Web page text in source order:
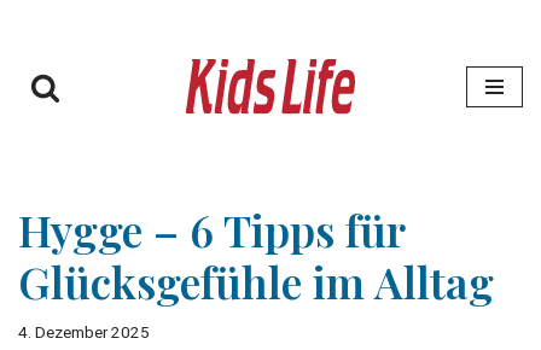
Inhalt
Hygge – 6 Tipps für
Glücksgefühle im Alltag
4. Dezember 2025